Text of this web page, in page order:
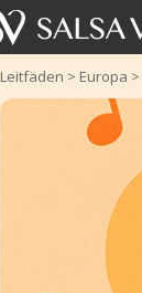
Leitfäden > Europa >